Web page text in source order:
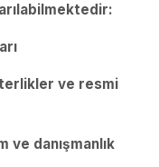
ve resmi
ve danışmanlık